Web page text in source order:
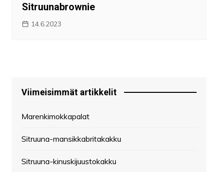
Sitruunabrownie
14.6.2023
Viimeisimmät artikkelit
Marenkimokkapalat
Sitruuna-mansikkabritakakku
Sitruuna-kinuskijuustokakku